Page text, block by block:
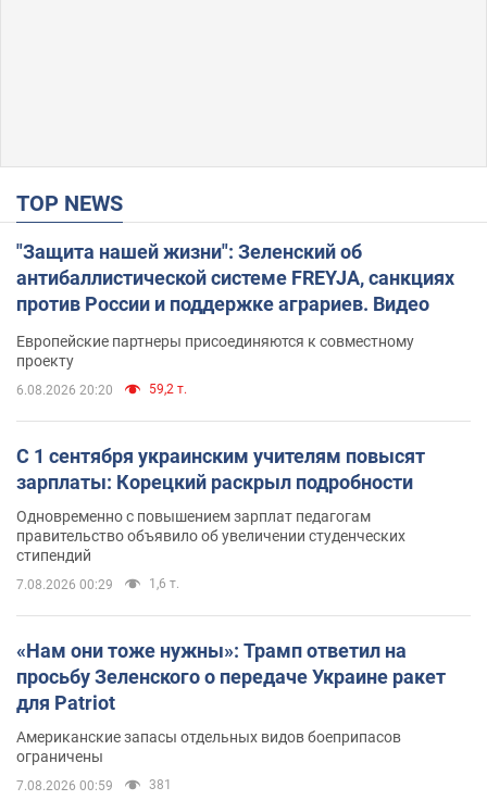
TOP NEWS
"Защита нашей жизни": Зеленский об
антибаллистической системе FREYJA, санкциях
против России и поддержке аграриев. Видео
Европейские партнеры присоединяются к совместному
проекту
6.08.2026 20:20 59,2 т.
С 1 сентября украинским учителям повысят
зарплаты: Корецкий раскрыл подробности
Одновременно с повышением зарплат педагогам
правительство объявило об увеличении студенческих
стипендий
7.08.2026 00:29 1,6 т.
«Нам они тоже нужны»: Трамп ответил на
просьбу Зеленского о передаче Украине ракет
для Patriot
Американские запасы отдельных видов боеприпасов
ограничены
7.08.2026 00:59 381